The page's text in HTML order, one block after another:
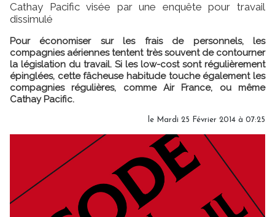
Cathay Pacific visée par une enquête pour travail
dissimulé
Pour économiser sur les frais de personnels, les
compagnies aériennes tentent très souvent de contourner
la législation du travail. Si les low-cost sont régulièrement
épinglées, cette fâcheuse habitude touche également les
compagnies régulières, comme Air France, ou même
Cathay Pacific.
le Mardi 25 Février 2014 à 07:25